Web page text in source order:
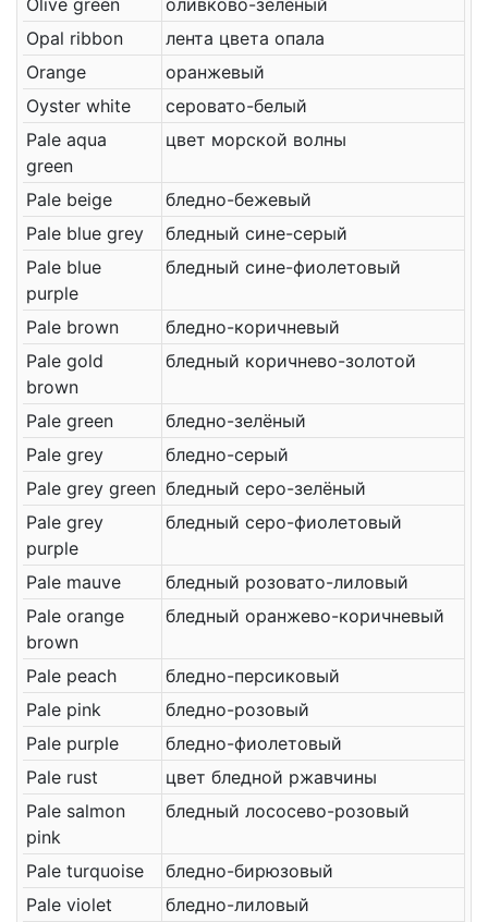
Olive green
оливково-зелёный
Opal ribbon
лента цвета опала
Orange
оранжевый
Oyster white
серовато-белый
Pale aqua
green
цвет морской волны
Pale beige
бледно-бежевый
Pale blue grey
бледный сине-серый
Pale blue
purple
бледный сине-фиолетовый
Pale brown
бледно-коричневый
Pale gold
brown
бледный коричнево-золотой
Pale green
бледно-зелёный
Pale grey
бледно-серый
Pale grey green бледный серо-зелёный
Pale grey
purple
бледный серо-фиолетовый
Pale mauve
бледный розовато-лиловый
Pale orange
brown
бледный оранжево-коричневый
Pale peach
бледно-персиковый
Pale pink
бледно-розовый
Pale purple
бледно-фиолетовый
Pale rust
цвет бледной ржавчины
Pale salmon
pink
бледный лососево-розовый
Pale turquoise
бледно-бирюзовый
Pale violet
бледно-лиловый